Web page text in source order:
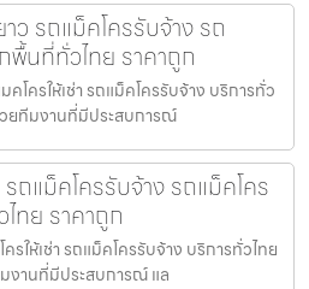
ว รถแม็คโครรับจ้าง รถ
พื้นที่ทั่วไทย ราคาถูก
คโครให้เช่า รถแม็คโครรับจ้าง บริการทั่ว
วยทีมงานที่มีประสบการณ์
รถแม็คโครรับจ้าง รถแม็คโคร
ทย ราคาถูก
รให้เช่า รถแม็คโครรับจ้าง บริการทั่วไทย
งานที่มีประสบการณ์ แล